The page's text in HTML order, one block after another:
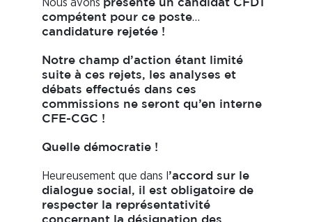
Nous avons présenté un candidat CFDT
compétent pour ce poste…
candidature rejetée !
Notre champ d’action étant limité
suite à ces rejets, les analyses et
débats effectués dans ces
commissions ne seront qu’en interne
CFE-CGC !
Quelle démocratie !
Heureusement que dans l ’accord sur le
dialogue social, il est obligatoire de
respecter la représentativité